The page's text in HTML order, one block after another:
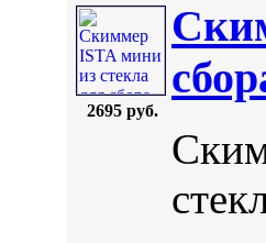
2695 руб.